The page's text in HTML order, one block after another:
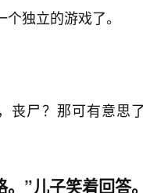
独立的游戏了。
丧尸？那可有意思
”儿子笑着回答。